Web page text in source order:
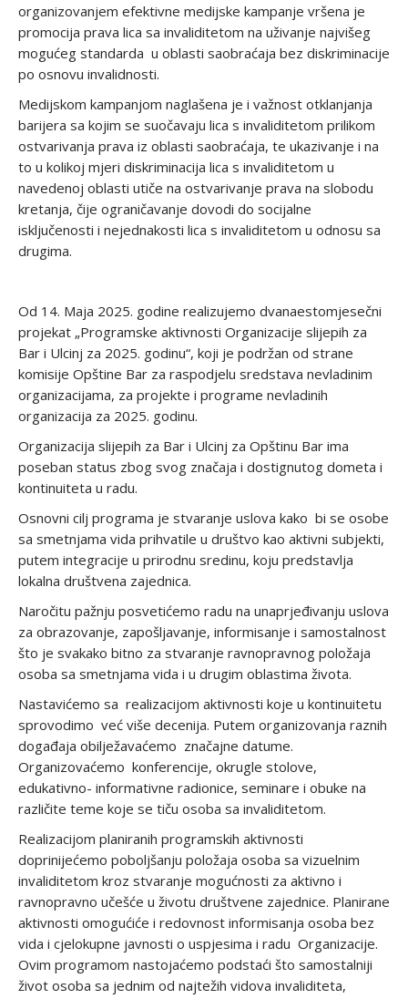
organizovanjem efektivne medijske kampanje vršena je
promocija prava lica sa invaliditetom na uživanje najvišeg
mogućeg standarda u oblasti saobraćaja bez diskriminacije
po osnovu invalidnosti.
Medijskom kampanjom naglašena je i važnost otklanjanja
barijera sa kojim se suočavaju lica s invaliditetom prilikom
ostvarivanja prava iz oblasti saobraćaja, te ukazivanje i na
to u kolikoj mjeri diskriminacija lica s invaliditetom u
navedenoj oblasti utiče na ostvarivanje prava na slobodu
kretanja, čije ograničavanje dovodi do socijalne
isključenosti i nejednakosti lica s invaliditetom u odnosu sa
drugima.
Od 14. Maja 2025. godine realizujemo dvanaestomjesečni
projekat „Programske aktivnosti Organizacije slijepih za
Bar i Ulcinj za 2025. godinu“, koji je podržan od strane
komisije Opštine Bar za raspodjelu sredstava nevladinim
organizacijama, za projekte i programe nevladinih
organizacija za 2025. godinu.
Organizacija slijepih za Bar i Ulcinj za Opštinu Bar ima
poseban status zbog svog značaja i dostignutog dometa i
kontinuiteta u radu.
Osnovni cilj programa je stvaranje uslova kako bi se osobe
sa smetnjama vida prihvatile u društvo kao aktivni subjekti,
putem integracije u prirodnu sredinu, koju predstavlja
lokalna društvena zajednica.
Naročitu pažnju posvetićemo radu na unaprjeđivanju uslova
za obrazovanje, zapošljavanje, informisanje i samostalnost
što je svakako bitno za stvaranje ravnopravnog položaja
osoba sa smetnjama vida i u drugim oblastima života.
Nastavićemo sa realizacijom aktivnosti koje u kontinuitetu
sprovodimo već više decenija. Putem organizovanja raznih
događaja obilježavaćemo značajne datume.
Organizovaćemo konferencije, okrugle stolove,
edukativno- informativne radionice, seminare i obuke na
različite teme koje se tiču osoba sa invaliditetom.
Realizacijom planiranih programskih aktivnosti
doprinijećemo poboljšanju položaja osoba sa vizuelnim
invaliditetom kroz stvaranje mogućnosti za aktivno i
ravnopravno učešće u životu društvene zajednice. Planirane
aktivnosti omogućiće i redovnost informisanja osoba bez
vida i cjelokupne javnosti o uspjesima i radu Organizacije.
Ovim programom nastojaćemo podstaći što samostalniji
život osoba sa jednim od najtežih vidova invaliditeta,